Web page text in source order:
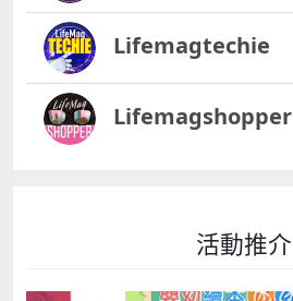
Lifemagtechie
Lifemagshopper
活動推介